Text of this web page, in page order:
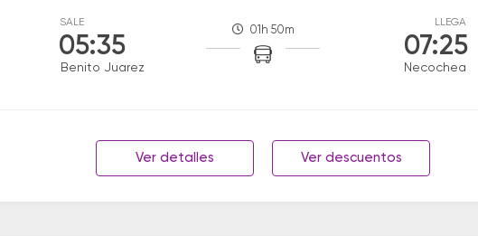
SALE
05:35
Benito Juarez
01h 50m
LLEGA
07:25
Necochea
Ver detalles Ver descuentos